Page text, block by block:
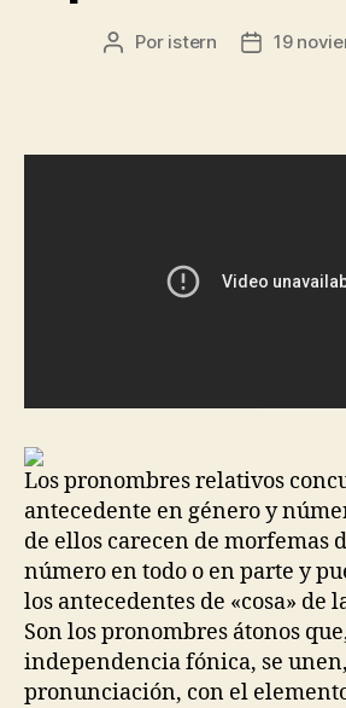
Autor
Por istern
Fecha
19
Los pronombres relativos
antecedente en género y
de ellos carecen de morfemas
número en todo o en parte y
los antecedentes de «cosa» de
Son los pronombres átonos
independencia fónica, se
pronunciación, con el